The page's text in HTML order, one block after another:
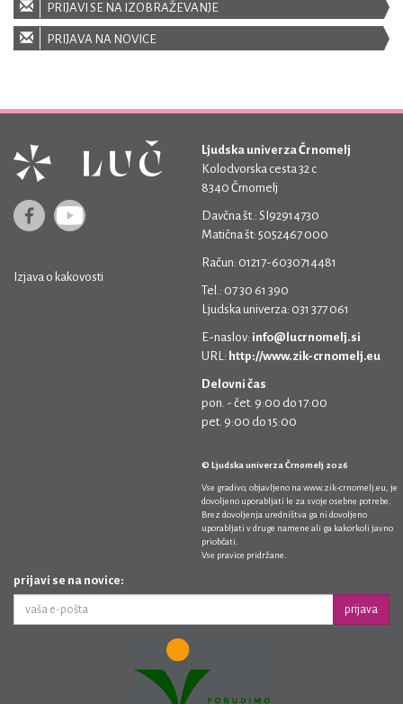
PRIJAVI SE NA IZOBRAŽEVANJE
PRIJAVA NA NOVICE
Izjava o kakovosti
Ljudska univerza Črnomelj
Kolodvorska cesta 32 c
8340 Črnomelj
Davčna št.: SI92914730
Matična št: 5052467 000
Račun: 01217-6030714481
Tel.: 07 30 61 390
Ljudska univerza: 031 377 061
E-naslov: info@lucrnomelj.si
URL: http://www.zik-crnomelj.eu
Delovni čas
pon. - čet. 9:00 do 17:00
pet. 9:00 do 15:00
© Ljudska univerza Črnomelj 2026
Vse gradivo, objavljeno na www.zik-crnomelj.eu , je
dovoljeno uporabljati le za svoje osebne potrebe.
Brez dovoljenja uredništva ga ni dovoljeno
uporabljati v druge namene ali ga kakorkoli javno
priobčati.
Vse pravice pridržane.
prijavi se na novice:
prijava